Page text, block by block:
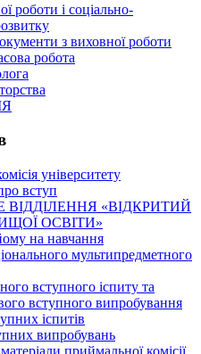
роботи і соціально-
з виховної роботи
робота
університету
вступ
ВІДДІЛЕННЯ «ВІДКРИТИЙ
ОСВІТИ»
на навчання
мультипредметного
вступного іспиту та
вступного випробування
іспитів
випробувань
приймальної комісії